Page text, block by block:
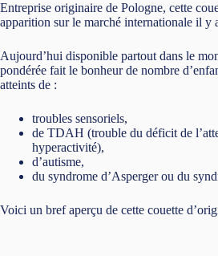
Entreprise originaire de Pologne, cette
apparition sur le marché internationale il y
Aujourd’hui disponible partout dans le
pondérée fait le bonheur de nombre
atteints de :
troubles sensoriels,
de TDAH (trouble du déficit de
hyperactivité),
d’autisme,
du syndrome d’Asperger ou du
Voici un bref aperçu de cette couette